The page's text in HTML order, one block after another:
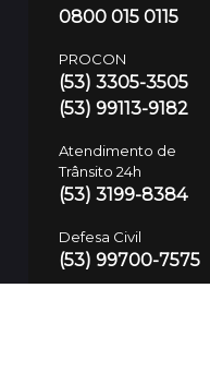
0800 015 0115
PROCON
(53) 3305-3505
(53) 99113-9182
Atendimento de
Trânsito 24h
(53) 3199-8384
Defesa Civil
(53) 99700-7575